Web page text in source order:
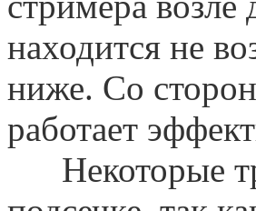
находится не
ниже. Со
работает
Некоторые